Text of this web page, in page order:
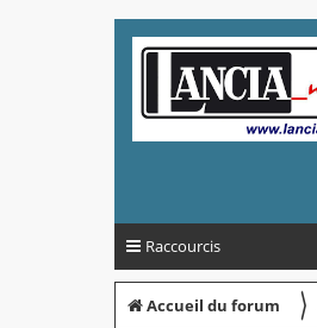
Raccourcis
Accueil du forum 〉